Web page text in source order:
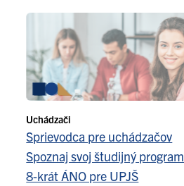
Uchádzači
Sprievodca pre uchádzačov
Spoznaj svoj študijný program
8-krát ÁNO pre UPJŠ